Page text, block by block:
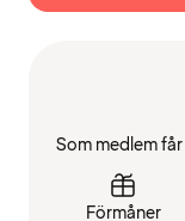
Som medlem
Förmåner